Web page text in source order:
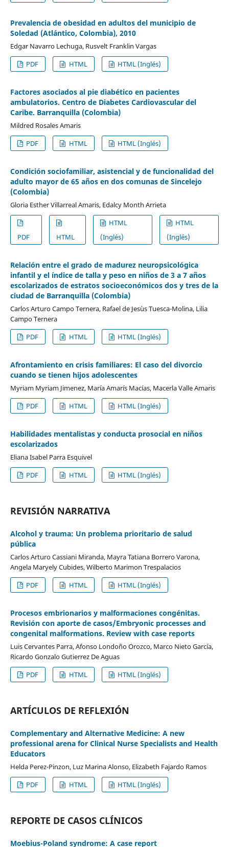
Prevalencia de obesidad en adultos del municipio de
Soledad (Atlántico, Colombia), 2010
Edgar Navarro Lechuga, Rusvelt Franklin Vargas
PDF
HTML HTML (Inglés)
Factores asociados al pie diabético en pacientes
ambulatorios. Centro de Diabetes Cardiovascular del
Caribe. Barranquilla (Colombia)
Mildred Rosales Amaris
PDF
HTML HTML (Inglés)
Condición sociofamiliar, asistencial y de funcionalidad del
adulto mayor de 65 años en dos comunas de Sincelejo
(Colombia)
Gloria Esther Villarreal Amaris, Edalcy Month Arrieta
PDF HTML
HTML
(Inglés)
HTML
(Inglés)
Relación entre el grado de madurez neuropsicológica
infantil y el índice de talla y peso en niños de 3 a 7 años
escolarizados de estratos socioeconómicos dos y tres de la
ciudad de Barranquilla (Colombia)
Carlos Arturo Campo Ternera, Rafael de Jesùs Tuesca-Molina, Lilia
Campo Ternera
PDF
HTML HTML (Inglés)
Afrontamiento en crisis familiares: El caso del divorcio
cuando se tienen hijos adolescentes
Myriam Myriam Jimenez, María Amarís Macías, Macerla Valle Amaris
PDF
HTML HTML (Inglés)
Habilidades mentalistas y conducta prosocial en niños
escolarizados
Eliana Isabel Parra Esquivel
PDF
HTML HTML (Inglés)
REVISIÓN NARRATIVA
Alcohol y trauma: Un problema prioritario de salud
pública
Carlos Arturo Cassiani Miranda, Mayra Tatiana Borrero Varona,
Angela Maryely Cubides, Wilberto Marimon Trespalacios
PDF
HTML HTML (Inglés)
Procesos embrionarios y malformaciones congénitas.
Revisión con aporte de casos/Embryonic processes and
congenital malformations. Review with case reports
Luis Cervantes Parra, Afonso Londoño Orozco, Marco Nieto García,
Ricardo Gonzalo Gutierrez De Aguas
PDF
HTML HTML (Inglés)
ARTÍCULOS DE REFLEXIÓN
Complementary and Alternative Medicine: A new
professional arena for Clinical Nurse Specialists and Health
Educators
Helda Perez-Pinzon, Luz Marina Alonso, Elizabeth Fajardo Ramos
PDF
HTML HTML (Inglés)
REPORTE DE CASOS CLÍNICOS
Moebius-Poland syndrome: A case report